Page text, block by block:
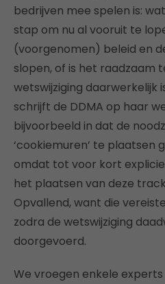
bedrijven mee spelen is:
stap om nu al vooruit te
(voorgenomen) beleid en
slopen, of is het raadzaam
wetswijziging daarwerkelijk
schrijft de DDMA op haar
bijvoorbeeld in dat de
‘cookiemuren’ te plaatsen
omdat tot voor kort
het plaatsen van deze
Opvallend, want die
zodra de wetswijziging
doorgevoerd.
We vroegen enkele